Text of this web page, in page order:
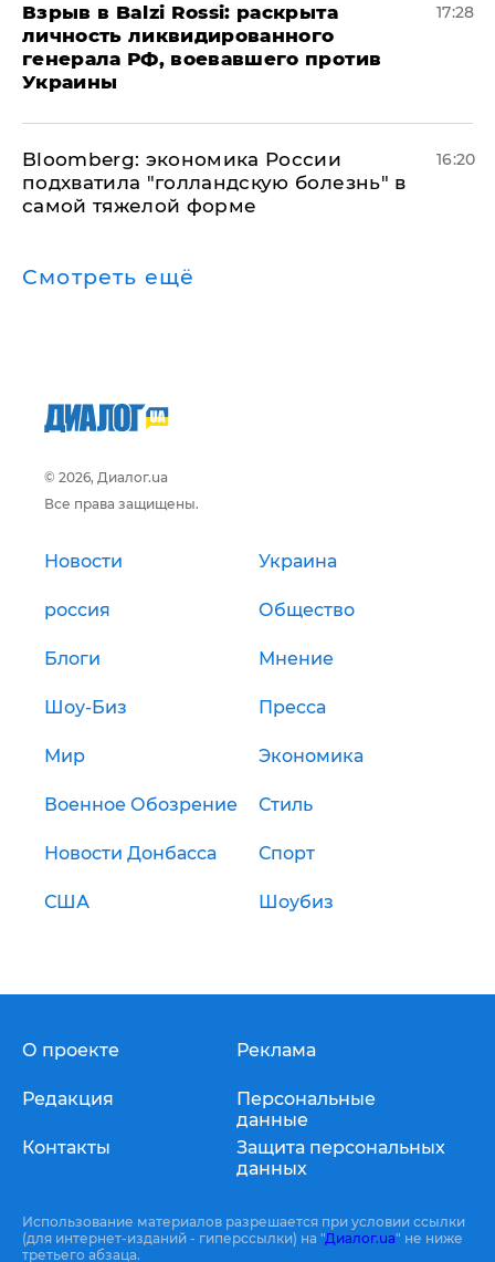
​Взрыв в Balzi Rossi: раскрыта
личность ликвидированного
генерала РФ, воевавшего против
Украины
17:28
Bloomberg: экономика России
подхватила "голландскую болезнь" в
самой тяжелой форме
16:20
Смотреть ещё
© 2026, Диалог.ua
Все права защищены.
Новости Украина
россия Общество
Блоги Мнение
Шоу-Биз Пресса
Мир Экономика
Военное Обозрение Стиль
Новости Донбасса Спорт
США Шоубиз
О проекте
Редакция
Контакты
Реклама
Персональные
данные
Защита персональных
данных
Использование материалов разрешается при условии ссылки
(для интернет-изданий - гиперссылки) на "Диалог.ua" не ниже
третьего абзаца.